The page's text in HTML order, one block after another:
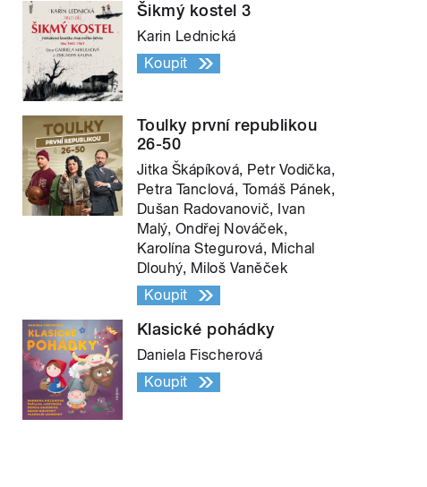
Šikmý kostel 3
Karin Lednická
Koupit
Toulky první republikou
26-50
Jitka Škápíková, Petr Vodička,
Petra Tanclová, Tomáš Pánek,
Dušan Radovanovič, Ivan
Malý, Ondřej Nováček,
Karolína Stegurová, Michal
Dlouhý, Miloš Vaněček
Koupit
Klasické pohádky
Daniela Fischerová
Koupit